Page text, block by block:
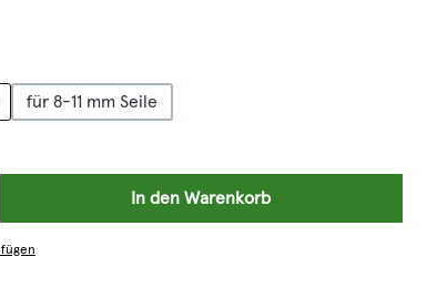
für 8-11 mm Seile
In den Warenkorb